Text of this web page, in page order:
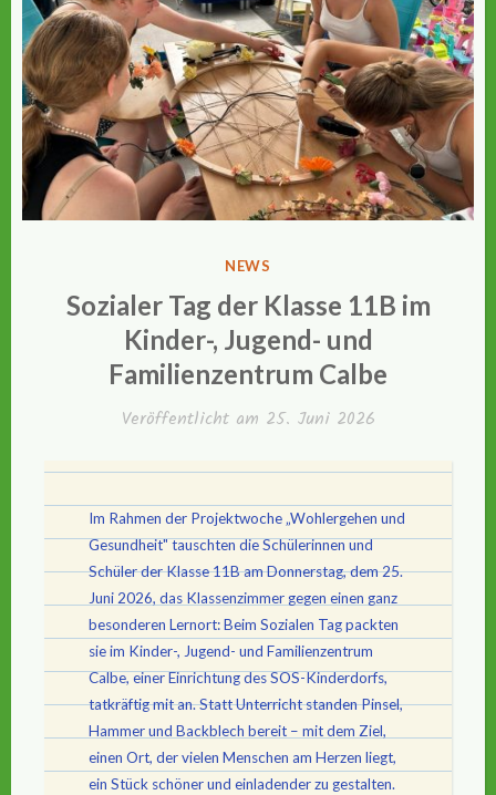
VERÖFFENTLICHT
IN
NEWS
Sozialer Tag der Klasse 11B im
Kinder-, Jugend- und
Familienzentrum Calbe
Veröffentlicht am 25. Juni 2026
Im Rahmen der Projektwoche „Wohlergehen und
Gesundheit" tauschten die Schülerinnen und
Schüler der Klasse 11B am Donnerstag, dem 25.
Juni 2026, das Klassenzimmer gegen einen ganz
besonderen Lernort: Beim Sozialen Tag packten
sie im Kinder-, Jugend- und Familienzentrum
Calbe, einer Einrichtung des SOS-Kinderdorfs,
tatkräftig mit an. Statt Unterricht standen Pinsel,
Hammer und Backblech bereit – mit dem Ziel,
einen Ort, der vielen Menschen am Herzen liegt,
ein Stück schöner und einladender zu gestalten.